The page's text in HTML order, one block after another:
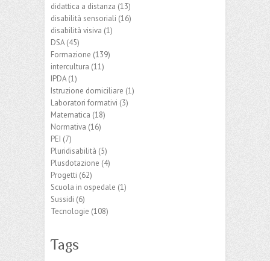
didattica a distanza (13)
disabilità sensoriali (16)
disabilità visiva (1)
DSA(45)
Formazione (139)
intercultura (11)
IPDA(1)
Istruzione domiciliare (1)
Laboratori formativi (3)
Matematica (18)
Normativa (16)
PEI (7)
Pluridisabilità (5)
Plusdotazione (4)
Progetti (62)
Scuola in ospedale (1)
Sussidi (6)
Tecnologie (108)
Tags